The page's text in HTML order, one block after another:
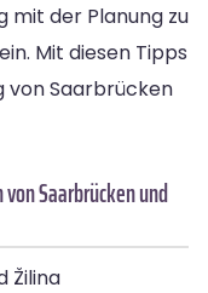
mit der Planung zu
Mit diesen Tipps
von Saarbrücken
Saarbrücken und
Žilina